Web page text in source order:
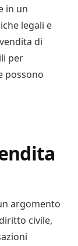
in un
legali e
di
per
possono
argomento
civile,